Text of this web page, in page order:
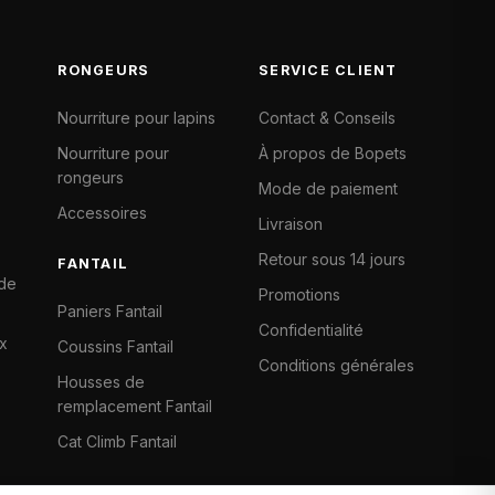
RONGEURS
Nourriture pour lapins
Nourriture pour
rongeurs
Accessoires
FANTAIL
Paniers Fantail
Coussins Fantail
Housses de
remplacement Fantail
Cat Climb Fantail
SERVICE CLIENT
Contact & Conseils
À propos de Bopets
Mode de paiement
Livraison
Retour sous 14 jours
Promotions
Confidentialité
Conditions générales